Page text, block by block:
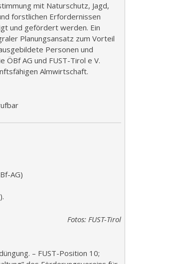
mit Naturschutz, Jagd,
forstlichen Erfordernissen
und gefördert werden. Ein
Planungsansatz zum Vorteil
Personen und
AG und FUST-Tirol e V.
Almwirtschaft.
AG)
Fotos: FUST-Tirol
– FUST-Position 10;